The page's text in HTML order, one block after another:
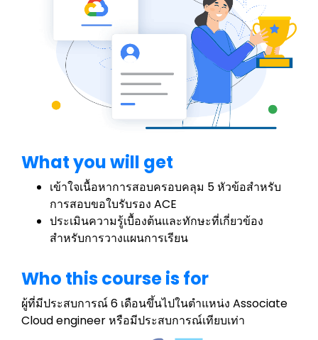
What you will get
เข้าใจเนื้อหาการสอบครอบคลุม 5 หัวข้อสำหรับ
การสอบขอใบรับรอง ACE
ประเมินความรู้เบื้องต้นและทักษะที่เกี่ยวข้อง
สำหรับการวางแผนการเรียน
Who this course is for
ผู้ที่มีประสบการณ์ 6 เดือนขึ้นไปในตำแหน่ง Associate
Cloud engineer หรือมีประสบการณ์เทียบเท่า